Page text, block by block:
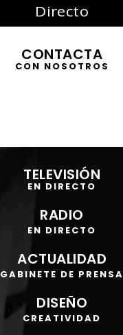
Directo
CONTACTA
CON NOSOTROS
TELEVISIÓN
EN DIRECTO
RADIO
EN DIRECTO
ACTUALIDAD
GABINETE DE PRENSA
DISEÑO
CREATIVIDAD